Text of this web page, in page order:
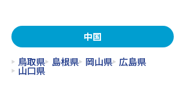
中国
鳥取県 島根県 岡山県 広島県
山口県